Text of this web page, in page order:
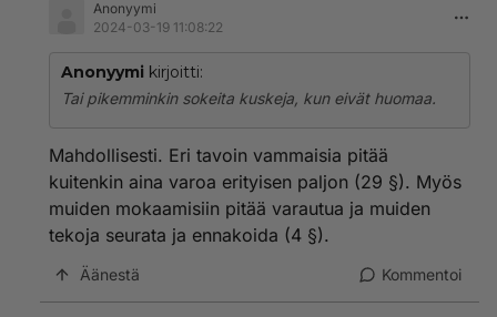
Anonyymi
2024-03-19 11:08:22
Anonyymi kirjoitti:
Tai pikemminkin sokeita kuskeja, kun eivät huomaa.
Mahdollisesti. Eri tavoin vammaisia pitää
kuitenkin aina varoa erityisen paljon (29 §). Myös
muiden mokaamisiin pitää varautua ja muiden
tekoja seurata ja ennakoida (4 §).
Äänestä Kommentoi